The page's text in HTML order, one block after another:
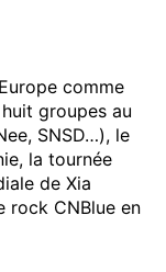
comme
groupes au
SNSD…), le
la tournée
de Xia
rock CNBlue en